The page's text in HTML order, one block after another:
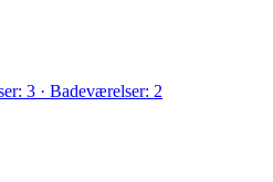
3 · Badeværelser: 2